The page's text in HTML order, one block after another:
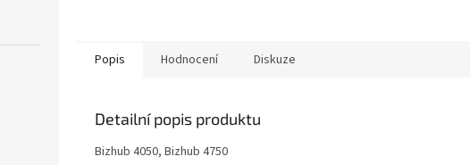
Popis Hodnocení Diskuze
Detailní popis produktu
Bizhub 4050, Bizhub 4750